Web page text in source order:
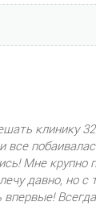
клинику
все
Мне крупно
давно, но